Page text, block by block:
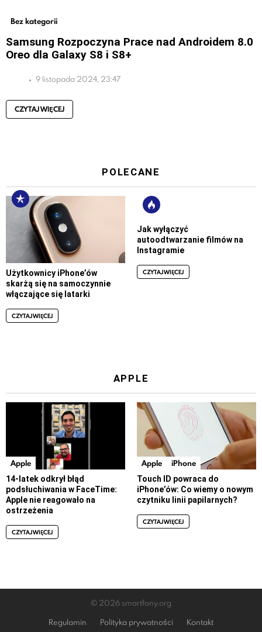
Bez kategorii
Samsung Rozpoczyna Prace nad Androidem 8.0
Oreo dla Galaxy S8 i S8+
9 listopada 2024, 23:47
CZYTAJ WIĘCEJ
POLECANE
Użytkownicy iPhone’ów
skarżą się na samoczynnie
włączające się latarki
CZYTAJ WIĘCEJ
Jak wyłączyć
autoodtwarzanie filmów na
Instagramie
CZYTAJ WIĘCEJ
APPLE
Apple
14-latek odkrył błąd
podsłuchiwania w FaceTime:
Apple nie reagowało na
ostrzeżenia
CZYTAJ WIĘCEJ
Apple iPhone
Touch ID powraca do
iPhone’ów: Co wiemy o nowym
czytniku linii papilarnych?
CZYTAJ WIĘCEJ
© 2026 smartfony.org
Regulamin
Polityka prywatności Kontakt